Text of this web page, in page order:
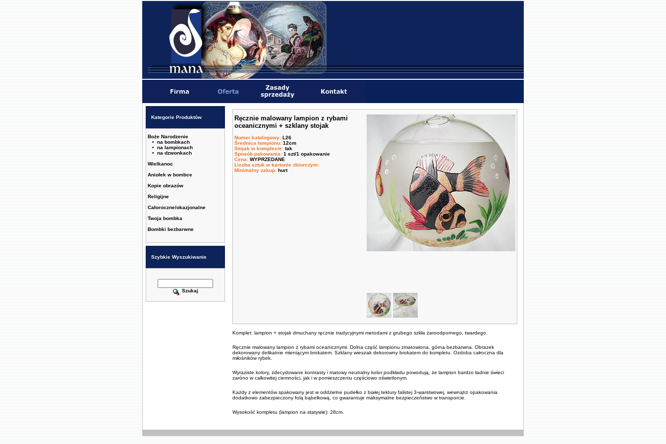
Kategorie Produktów
Boże Narodzenie
• na bombkach
• na lampionach
• na dzwonkach
Wielkanoc
Aniołek w bombce
Kopie obrazów
Religijne
Całoroczne/okazjonalne
Twoja bombka
Bombki bezbarwne
Szybkie Wyszukiwanie
Szukaj
Ręcznie malowany lampion z rybami
oceanicznymi + szklany stojak
Numer katalogowy: L26
Średnica lampionu: 12cm
Stojak w komplecie: tak
Sposób pakowania: 1 szt/1 opakowanie
Cena: WYPRZEDANE
Liczba sztuk w kartonie zbiorczym:
Minimalny zakup: hurt
Komplet: lampion + stojak dmuchany ręcznie tradycyjnymi metodami z grubego szkła żaroodpornego, twardego.
Ręcznie malowany lampion z rybami oceanicznymi. Dolna część lampionu zmatowiona, górna bezbarwna. Obrazek
dekorowany delikatnie mieniącym brokatem. Szklany wieszak dekorowny brokatem do kompletu. Ozdoba całroczna dla
miłośników rybek.
Wyraziste kolory, zdecydowane kontrasty i matowy neutralny kolor podkładu powodują, że lampion bardzo ładnie świeci
zaróno w całkowitej ciemności, jak i w pomieszczeniu częściowo oświetlonym.
Każdy z elementów spakowany jest w oddzielne pudełko z białej tektury falistej 3-warstwowej, wewnątrz opakowania
dodatkowo zabezpieczony folą bąbelkową, co gwarantuje maksymalne bezpieczeństwo w transporcie.
Wysokość kompletu (lampion na statywie): 28cm.